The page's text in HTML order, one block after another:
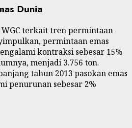
Dunia
terkait tren permintaan
permintaan emas
kontraksi sebesar 15%
menjadi 3.756 ton.
tahun 2013 pasokan emas
penurunan sebesar 2%